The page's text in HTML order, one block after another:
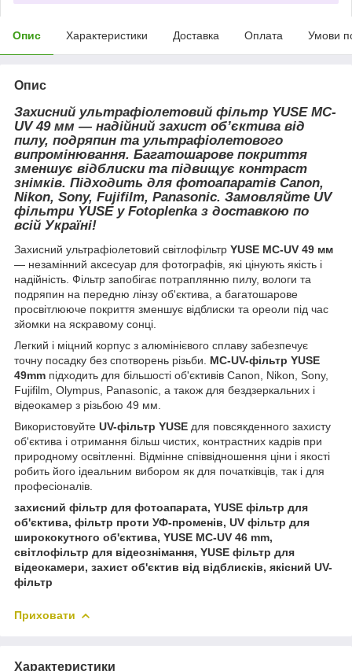
Опис Характеристики Доставка Оплата Умови
Опис
Захисний ультрафіолетовий фільтр YUSE MC-
UV 49 мм — надійний захист об’єктива від
пилу, подряпин та ультрафіолетового
випромінювання. Багатошарове покриття
зменшує відблиски та підвищує контраст
знімків. Підходить для фотоапаратів Canon,
Nikon, Sony, Fujifilm, Panasonic. Замовляйте UV
фільтри YUSE у Fotoplenka з доставкою по
всій Україні!
Захисний ультрафіолетовий світлофільтр YUSE MC-UV 49 мм
— незамінний аксесуар для фотографів, які цінують якість і
надійність. Фільтр запобігає потраплянню пилу, вологи та
подряпин на передню лінзу об'єктива, а багатошарове
просвітлююче покриття зменшує відблиски та ореоли під час
зйомки на яскравому сонці.
Легкий і міцний корпус з алюмінієвого сплаву забезпечує
точну посадку без спотворень різьби. MC-UV-фільтр YUSE
49mm підходить для більшості об'єктивів Canon, Nikon, Sony,
Fujifilm, Olympus, Panasonic, а також для бездзеркальних і
відеокамер з різьбою 49 мм.
Використовуйте UV-фільтр YUSE для повсякденного захисту
об'єктива і отримання більш чистих, контрастних кадрів при
природному освітленні. Відмінне співвідношення ціни і якості
робить його ідеальним вибором як для початківців, так і для
професіоналів.
захисний фільтр для фотоапарата, YUSE фільтр для
об'єктива, фільтр проти УФ-променів, UV фільтр для
ширококутного об'єктива, YUSE MC-UV 46 mm,
світлофільтр для відеознімання, YUSE фільтр для
відеокамери, захист об'єктив від відблисків, якісний UV-
фільтр
Приховати
Характеристики